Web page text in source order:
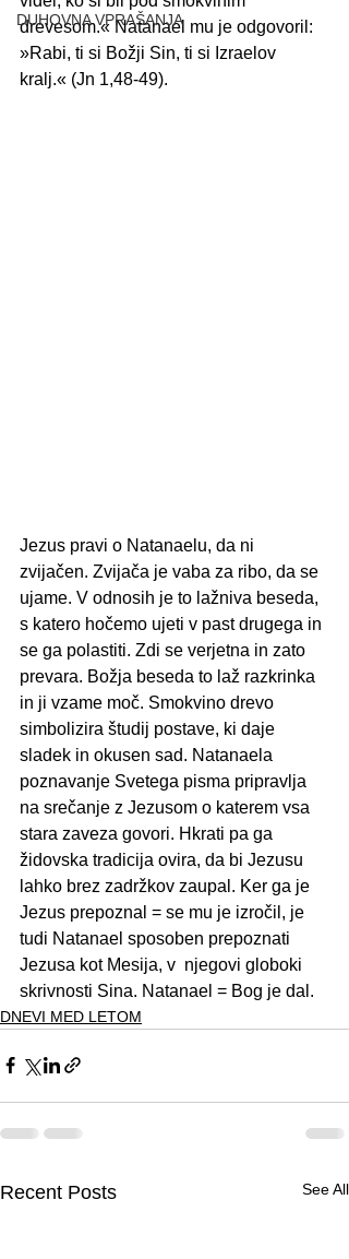
DUHOVNA VPRAŠANJA
drevesom.« Natanael mu je odgovoril:
»Rabi, ti si Božji Sin, ti si Izraelov
kralj.« (Jn 1,48-49).
Jezus pravi o Natanaelu, da ni
zvijačen. Zvijača je vaba za ribo, da se
ujame. V odnosih je to lažniva beseda,
s katero hočemo ujeti v past drugega in
se ga polastiti. Zdi se verjetna in zato
prevara. Božja beseda to laž razkrinka
in ji vzame moč. Smokvino drevo
simbolizira študij postave, ki daje
sladek in okusen sad. Natanaela
poznavanje Svetega pisma pripravlja
na srečanje z Jezusom o katerem vsa
stara zaveza govori. Hkrati pa ga
židovska tradicija ovira, da bi Jezusu
lahko brez zadržkov zaupal. Ker ga je
Jezus prepoznal = se mu je izročil, je
tudi Natanael sposoben prepoznati
Jezusa kot Mesija, v  njegovi globoki
skrivnosti Sina. Natanael = Bog je dal.
DNEVI MED LETOM
Recent Posts See All